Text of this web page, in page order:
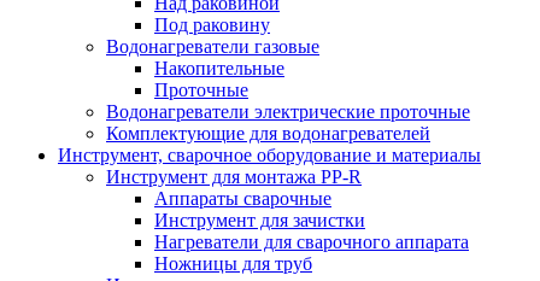
Под раковину
Водонагреватели газовые
Накопительные
Проточные
Водонагреватели электрические проточные
Комплектующие для водонагревателей
Инструмент, сварочное оборудование и материалы
Инструмент для монтажа PP-R
Аппараты сварочные
Инструмент для зачистки
Нагреватели для сварочного аппарата
Ножницы для труб